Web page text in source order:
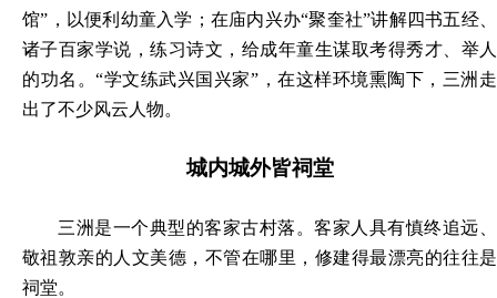
馆”，以便利幼童入学；在庙内兴办“聚奎社”讲解四书五经、
诸子百家学说，练习诗文，给成年童生谋取考得秀才、举人
的功名。“学文练武兴国兴家”，在这样环境熏陶下，三洲走
出了不少风云人物。
城内城外皆祠堂
三洲是一个典型的客家古村落。客家人具有慎终追远、
敬祖敦亲的人文美德，不管在哪里，修建得最漂亮的往往是
祠堂。